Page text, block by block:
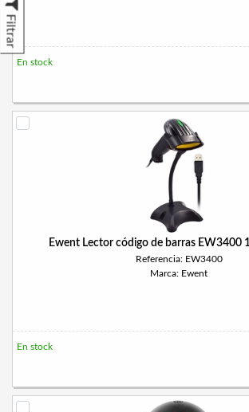
Filtrar
En stock
Ewent Lector código de barras EW3400
Referencia: EW3400
Marca: Ewent
En stock